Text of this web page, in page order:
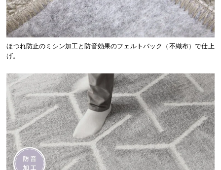
ほつれ防止のミシン加工と防音効果のフェルトバック（不織布）で仕上
げ。